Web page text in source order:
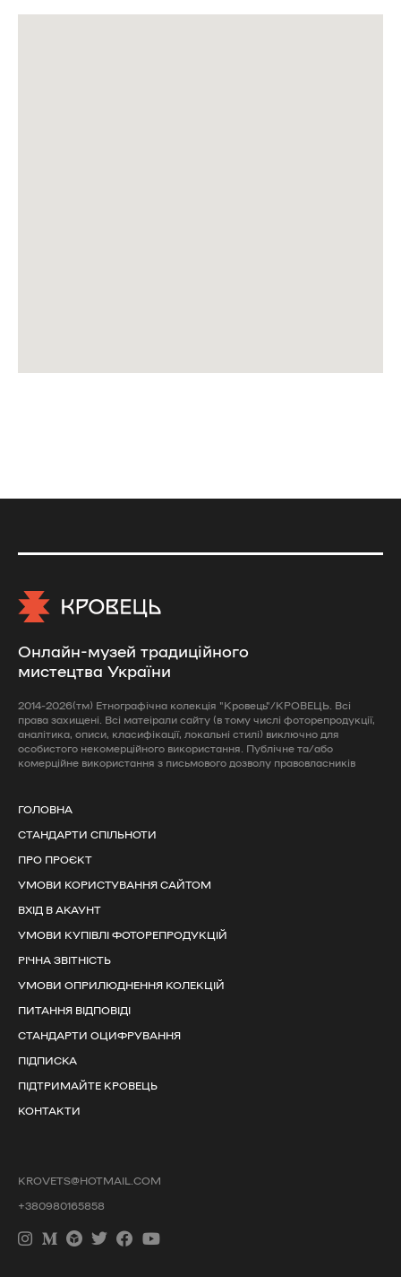
Онлайн-музей традиційного
мистецтва України
2014-2026(тм) Етнографічна колекція "Кровець"/КРОВЕЦЬ. Всі
права захищені. Всі матеірали сайту (в тому числі фоторепродукції,
аналітика, описи, класифікації, локальні стилі) виключно для
особистого некомерційного використання. Публічне та/або
комерційне використання з письмового дозволу правовласників
ГОЛОВНА
СТАНДАРТИ СПІЛЬНОТИ
ПРО ПРОЄКТ
УМОВИ КОРИСТУВАННЯ САЙТОМ
ВХІД В АКАУНТ
УМОВИ КУПІВЛІ ФОТОРЕПРОДУКЦІЙ
РІЧНА ЗВІТНІСТЬ
УМОВИ ОПРИЛЮДНЕННЯ КОЛЕКЦІЙ
ПИТАННЯ ВІДПОВІДІ
СТАНДАРТИ ОЦИФРУВАННЯ
ПІДПИСКА
ПІДТРИМАЙТЕ КРОВЕЦЬ
КОНТАКТИ
KROVETS@HOTMAIL.COM
+380980165858